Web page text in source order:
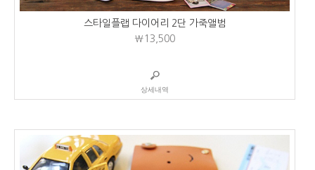
스타일플랩 다이어리 2단 가죽앨범
₩13,500
상세내역